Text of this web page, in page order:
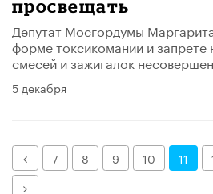
просвещать
Депутат Мосгордумы
форме токсикомании и запрете
смесей и зажигалок
5 декабря
Назад
7 8 9 10 11
Далее